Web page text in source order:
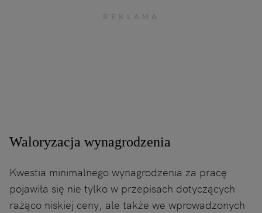
Waloryzacja wynagrodzenia
Kwestia minimalnego wynagrodzenia za pracę
pojawiła się nie tylko w przepisach dotyczących
rażąco niskiej ceny, ale także we wprowadzonych